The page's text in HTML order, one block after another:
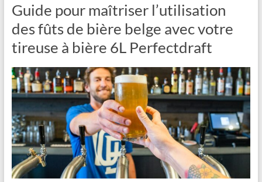
Guide pour maîtriser l’utilisation
des fûts de bière belge avec votre
tireuse à bière 6L Perfectdraft